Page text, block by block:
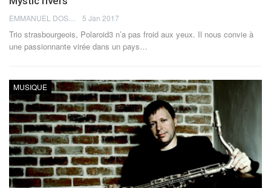
5 Jan 2017
Trio strasbourgeois, Polaroid3 n’a pas froid aux yeux. Il nous convie à
une passionnante virée dans un pays…
MUSIQUE